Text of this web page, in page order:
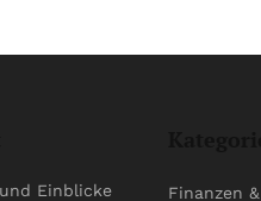
Einblicke Finanzen